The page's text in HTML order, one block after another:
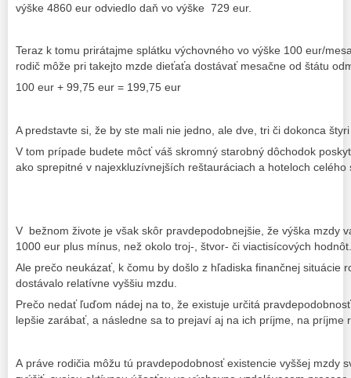
výške 4860 eur odviedlo daň vo výške 729 eur.
Teraz k tomu prirátajme splátku výchovného vo výške 100 eur/
rodič môže pri takejto mzde dieťaťa dostávať mesačne od štátu
100 eur + 99,75 eur = 199,75 eur
A predstavte si, že by ste mali nie jedno, ale dve, tri či dokonca
V tom prípade budete môcť váš skromný starobný dôchodok
ako sprepitné v najexkluzívnejších reštauráciach a hoteloch celého
V bežnom živote je však skôr pravdepodobnejšie, že výška mzdy
1000 eur plus mínus, než okolo troj-, štvor- či viactisícových hodnôt.
Ale prečo neukázať, k čomu by došlo z hľadiska finančnej situácie
dostávalo relatívne vyššiu mzdu.
Prečo nedať ľuďom nádej na to, že existuje určitá
lepšie zarábať, a následne sa to prejaví aj na ich príjme, na príjme
A práve rodičia môžu tú pravdepodobnosť existencie vyššej mzdy